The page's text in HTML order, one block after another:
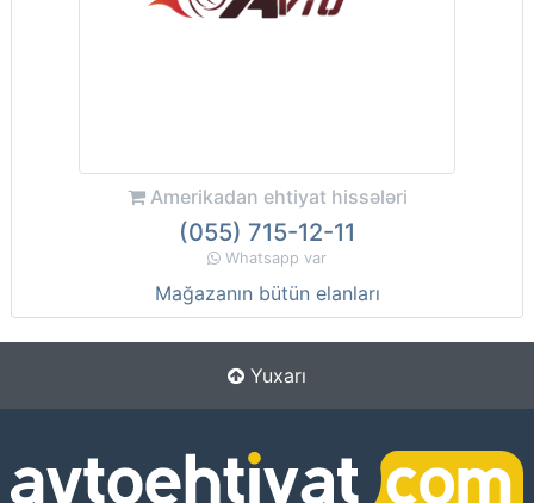
Amerikadan ehtiyat hissələri
(055) 715-12-11
Whatsapp var
Mağazanın bütün elanları
Yuxarı